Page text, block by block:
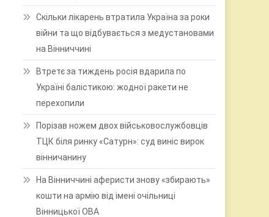
Скільки лікарень втратила Україна за роки
війни та що відбувається з медустановами
на Вінниччині
Втретє за тиждень росія вдарила по
Україні балістикою: жодної ракети не
перехопили
Порізав ножем двох військовослужбовців
ТЦК біля ринку «Сатурн»: суд виніс вирок
вінничанину
На Вінниччині аферисти знову «збирають»
кошти на армію від імені очільниці
Вінницької ОВА